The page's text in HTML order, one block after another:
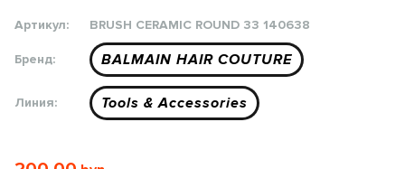
Артикул: BRUSH CERAMIC ROUND 33 140638
Бренд: BALMAIN HAIR COUTURE
Линия: Tools & Accessories